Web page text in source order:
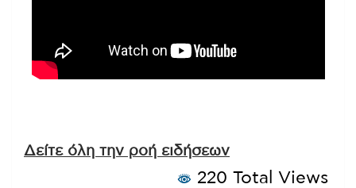
Δείτε όλη την ροή ειδήσεων
220 Total Views